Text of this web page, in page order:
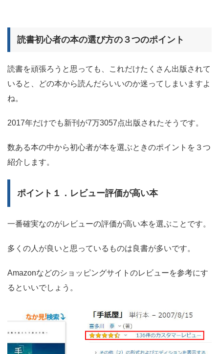
読書初心者の本の選び方の３つのポイント
読書を頑張ろうと思っても、これだけたくさん出版されて
いると、どの本から読んだらいいのか迷ってしまいますよ
ね。
2017年だけでも新刊が7万3057点出版されたそうです。
数ある本の中から初心者が本を選ぶときのポイントを３つ
紹介します。
ポイント１．レビュー評価が高い本
一番確実なのがレビューの評価が高い本を選ぶことです。
多くの人が良いと思っているものは良書が多いです。
Amazonなどのショッピングサイトのレビューを参考にす
るといいでしょう。